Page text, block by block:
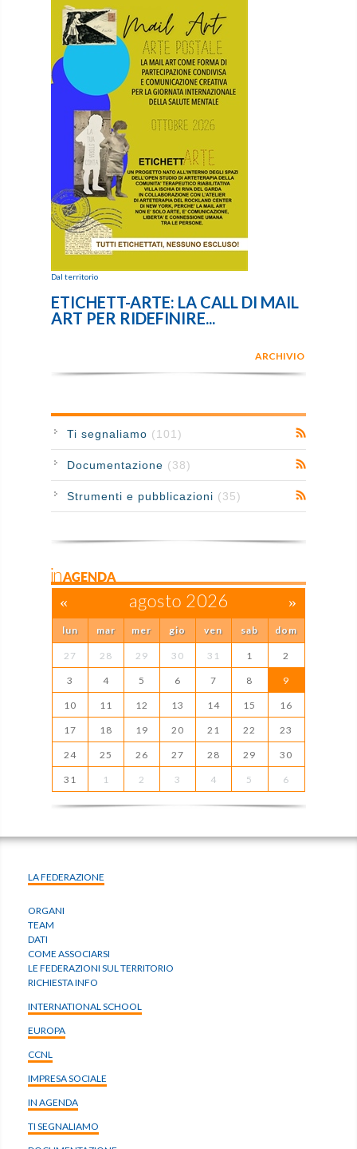
Dal territorio
ETICHETT-ARTE: LA CALL DI MAIL
ART PER RIDEFINIRE...
ARCHIVIO
Ti segnaliamo (101)
Documentazione (38)
Strumenti e pubblicazioni (35)
inAGENDA
« agosto 2026 »
lun mar mer gio ven sab dom
27 28 29 30 31 1 2
3 4 5 6 7 8 9
10 11 12 13 14 15 16
17 18 19 20 21 22 23
24 25 26 27 28 29 30
31 1 2 3 4 5 6
LA FEDERAZIONE
ORGANI
TEAM
DATI
COME ASSOCIARSI
LE FEDERAZIONI SUL TERRITORIO
RICHIESTA INFO
INTERNATIONAL SCHOOL
EUROPA
CCNL
IMPRESA SOCIALE
IN AGENDA
TI SEGNALIAMO